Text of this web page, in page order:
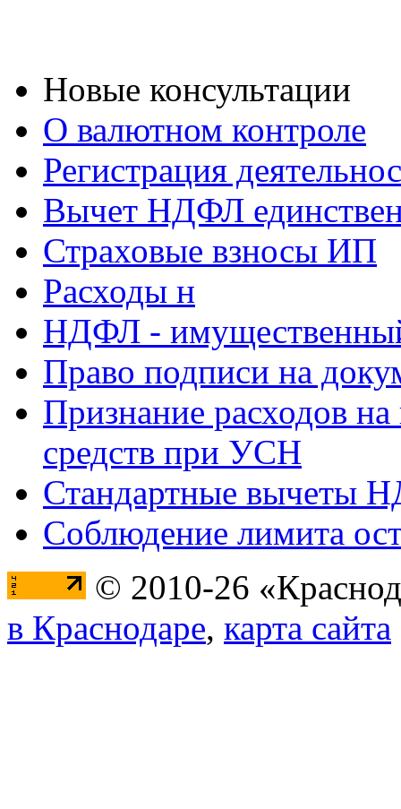
Новые консультации
О валютном контроле
Регистрация
Вычет НДФЛ
Страховые взносы ИП
Расходы н
НДФЛ -
Право подписи на
Признание расходов
средств при УСН
Стандартные вычеты
Соблюдение лимита
© 2010-26
в Краснодаре, карта сайта